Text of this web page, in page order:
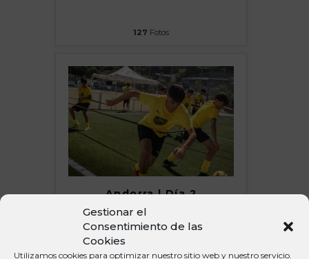
Gestionar el
Consentimiento de las
Cookies
Utilizamos cookies para optimizar nuestro sitio web y nuestro servicio.
127 Fotos
Andorra | Día 2